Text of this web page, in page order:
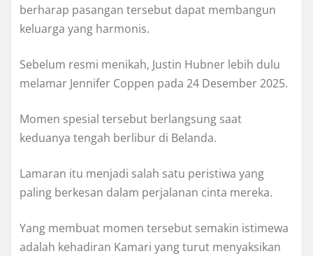
berharap pasangan tersebut dapat membangun
keluarga yang harmonis.
Sebelum resmi menikah, Justin Hubner lebih dulu
melamar Jennifer Coppen pada 24 Desember 2025.
Momen spesial tersebut berlangsung saat
keduanya tengah berlibur di Belanda.
Lamaran itu menjadi salah satu peristiwa yang
paling berkesan dalam perjalanan cinta mereka.
Yang membuat momen tersebut semakin istimewa
adalah kehadiran Kamari yang turut menyaksikan